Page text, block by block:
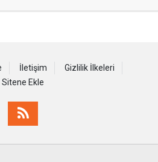
İletişim
Gizlilik İlkeleri
Sitene Ekle